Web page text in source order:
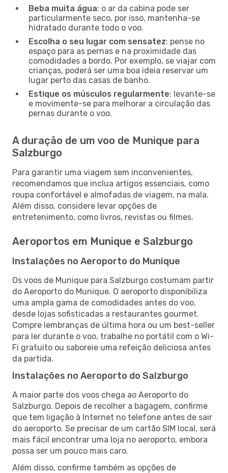
Beba muita água: o ar da cabina pode ser
particularmente seco, por isso, mantenha-se
hidratado durante todo o voo.
Escolha o seu lugar com sensatez: pense no
espaço para as pernas e na proximidade das
comodidades a bordo. Por exemplo, se viajar com
crianças, poderá ser uma boa ideia reservar um
lugar perto das casas de banho.
Estique os músculos regularmente: levante-se
e movimente-se para melhorar a circulação das
pernas durante o voo.
A duração de um voo de Munique para
Salzburgo
Para garantir uma viagem sem inconvenientes,
recomendamos que inclua artigos essenciais, como
roupa confortável e almofadas de viagem, na mala.
Além disso, considere levar opções de
entretenimento, como livros, revistas ou filmes.
Aeroportos em Munique e Salzburgo
Instalações no Aeroporto do Munique
Os voos de Munique para Salzburgo costumam partir
do Aeroporto do Munique. O aeroporto disponibiliza
uma ampla gama de comodidades antes do voo,
desde lojas sofisticadas a restaurantes gourmet.
Compre lembranças de última hora ou um best-seller
para ler durante o voo, trabalhe no portátil com o Wi-
Fi gratuito ou saboreie uma refeição deliciosa antes
da partida.
Instalações no Aeroporto do Salzburgo
A maior parte dos voos chega ao Aeroporto do
Salzburgo. Depois de recolher a bagagem, confirme
que tem ligação à Internet no telefone antes de sair
do aeroporto. Se precisar de um cartão SIM local, será
mais fácil encontrar uma loja no aeroporto, embora
possa ser um pouco mais caro.
Além disso, confirme também as opções de